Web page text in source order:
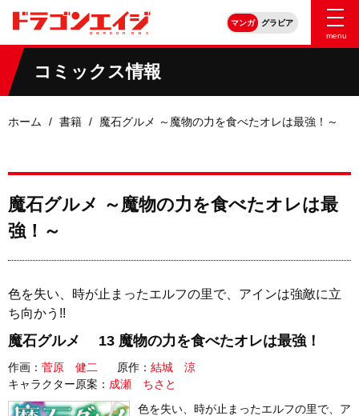
マンガ
グラビア
menu
コミックス情報
ホーム 書籍 魔石グルメ ～魔物の力を食べたオレは最強！～
魔石グルメ ～魔物の力を食べたオレは最
強！～
色を失い、時が止まったエルフの里で、アインは強敵に立
ち向かう!!
魔石グルメ 13 魔物の力を食べたオレは最強！
作画： 菅原 健二 原作： 結城 涼
キャラクター原案： 成瀬 ちさと
色を失い、時が止まったエルフの里で、ア